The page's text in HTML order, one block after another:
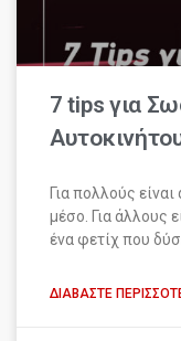
7 tips για
Για πολλούς
μέσο. Για άλλους
ένα φετίχ που
ΔΙΑΒΆΣΤΕ